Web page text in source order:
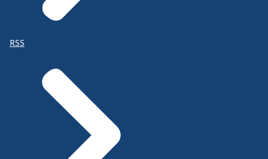
RSS